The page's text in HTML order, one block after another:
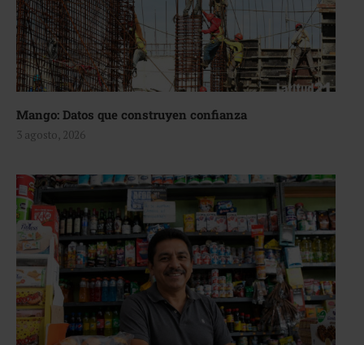
Mango: Datos que construyen confianza
3 agosto, 2026